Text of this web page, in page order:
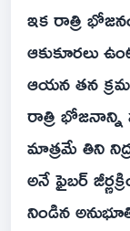
ఇక రాత్రి
ఆకుకూరలు
ఆయన తన
రాత్రి భోజనాన్ని
మాత్రమే తిని
అనే ఫైబర్
నిండిన